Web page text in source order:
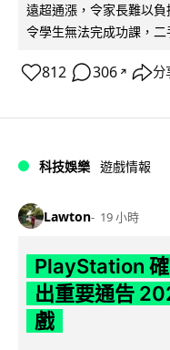
遠超通漲，令家長難以
令學生無法完成功課，二
812 306 ↗ 分
科技娛樂 遊戲情報
Lawton 19 小時
PlayStation
出重要通告
戲